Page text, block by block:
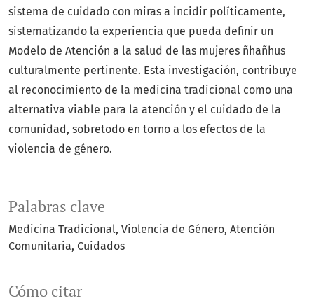
Palabras clave
Medicina Tradicional, Violencia de Género, Atención
Comunitaria, Cuidados
Cómo citar
sistema de cuidado con miras a incidir políticamente,
sistematizando la experiencia que pueda definir un
Modelo de Atención a la salud de las mujeres ñhañhus
culturalmente pertinente. Esta investigación, contribuye
al reconocimiento de la medicina tradicional como una
alternativa viable para la atención y el cuidado de la
comunidad, sobretodo en torno a los efectos de la
violencia de género.